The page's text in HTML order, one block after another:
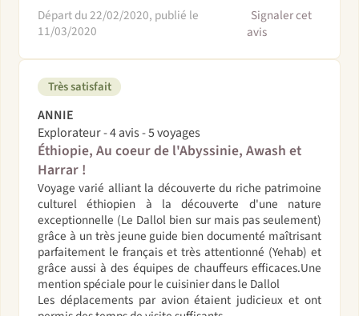
Départ du 22/02/2020, publié le
11/03/2020
Signaler cet
avis
Très satisfait
ANNIE
Explorateur - 4 avis - 5 voyages
Éthiopie, Au coeur de l'Abyssinie, Awash et
Harrar !
Voyage varié alliant la découverte du riche patrimoine
culturel éthiopien à la découverte d'une nature
exceptionnelle (Le Dallol bien sur mais pas seulement)
grâce à un très jeune guide bien documenté maîtrisant
parfaitement le français et très attentionné (Yehab) et
grâce aussi à des équipes de chauffeurs efficaces.Une
mention spéciale pour le cuisinier dans le Dallol
Les déplacements par avion étaient judicieux et ont